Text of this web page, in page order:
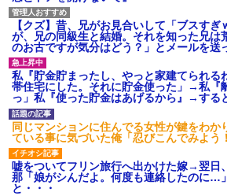
【クズ】昔、兄がお見合いして「ブスす
が、兄の同級生と結婚。それを知った兄は
のお古ですが気分はどう？」とメールを送
私『貯金貯まったし、やっと家建てられる
帯住宅にした。それに貯金使った」→私『
っ」私『使った貯金はあげるから』→する
同じマンションに住んでる女性が鍵をわか
ている事に気づいた俺「忍びこんでみよ
嘘をついてフリン旅行へ出かけた嫁→翌日
那「娘がシんだよ。何度も連絡したのに…
と・・・